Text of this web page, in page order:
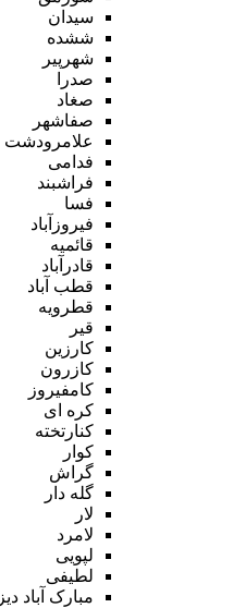
سیدان
ششده
شهرپیر
صدرا
صغاد
صفاشهر
علامرودشت
فدامی
فراشبند
فسا
فیروزآباد
قائمیه
قادرآباد
قطب آباد
قطرویه
قیر
کارزین
کازرون
کامفیروز
کره ای
کنارتخته
کوار
گراش
گله دار
لار
لامرد
لپویی
لطیفی
مبارک آباد دیز